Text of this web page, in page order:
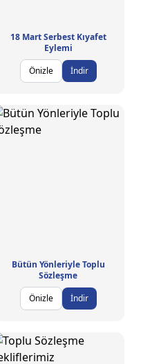
18 Mart Serbest Kıyafet
Eylemi
Önizle
İndir
Bütün Yönleriyle Toplu
Sözleşme
Önizle
İndir